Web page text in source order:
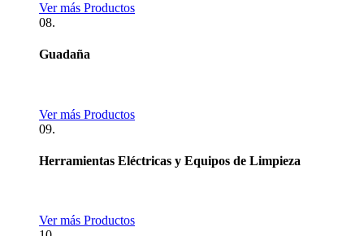
Ver más Productos
08.
Guadaña
Ver más Productos
09.
Herramientas Eléctricas y Equipos de Limpieza
Ver más Productos